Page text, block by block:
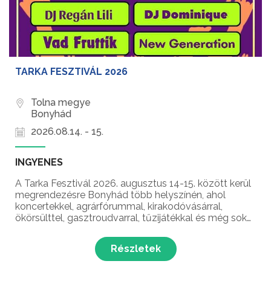
TARKA FESZTIVÁL 2026
Tolna megye
Bonyhád
2026.08.14. - 15.
INGYENES
A Tarka Fesztivál 2026. augusztus 14-15. között kerül
megrendezésre Bonyhád több helyszínén, ahol
koncertekkel, agrárfórummal, kirakodóvásárral,
ökörsülttel, gasztroudvarral, tűzijátékkal és még sok
völgységi térség legnagyobb gasztrokulturális
Részletek